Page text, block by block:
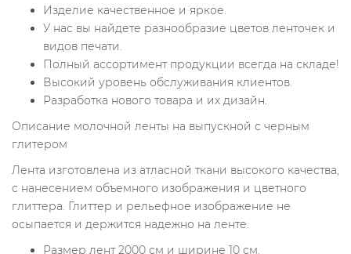
Изделие качественное и яркое.
У нас вы найдете разнообразие цветов ленточек и
видов печати.
Полный ассортимент продукции всегда на складе!
Высокий уровень обслуживания клиентов.
Разработка нового товара и их дизайн.
Описание молочной ленты на выпускной с черным
глитером
Лента изготовлена из атласной ткани высокого качества,
с нанесением объемного изображения и цветного
глиттера. Глиттер и рельефное изображение не
осыпается и держится надежно на ленте.
Размер лент 2000 см и ширине 10 см.